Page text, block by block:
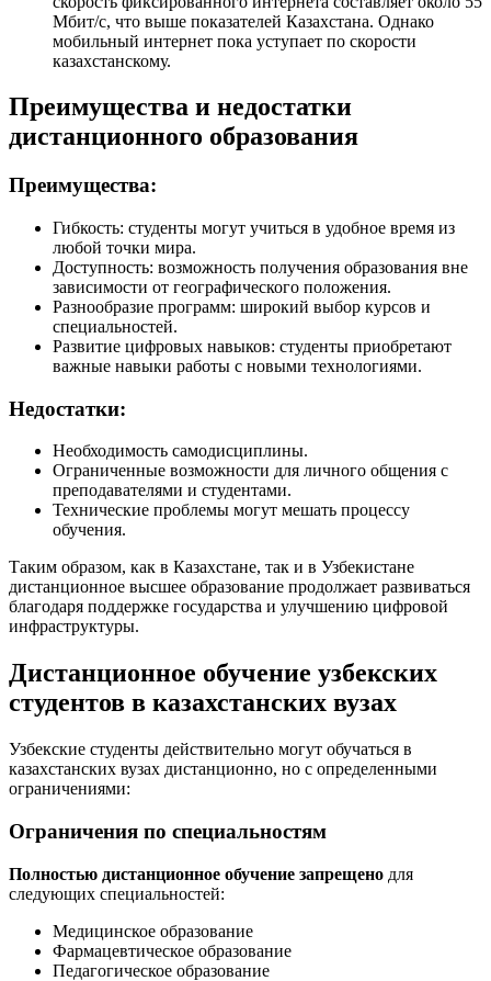
Мбит/с, что выше показателей Казахстана. Однако
мобильный интернет пока уступает по скорости
казахстанскому.
Преимущества и недостатки
дистанционного образования
Преимущества:
Гибкость: студенты могут учиться в удобное время из
любой точки мира.
Доступность: возможность получения образования вне
зависимости от географического положения.
Разнообразие программ: широкий выбор курсов и
специальностей.
Развитие цифровых навыков: студенты приобретают
важные навыки работы с новыми технологиями.
Недостатки:
Необходимость самодисциплины.
Ограниченные возможности для личного общения с
преподавателями и студентами.
Технические проблемы могут мешать процессу
обучения.
Таким образом, как в Казахстане, так и в Узбекистане
дистанционное высшее образование продолжает развиваться
благодаря поддержке государства и улучшению цифровой
инфраструктуры.
Дистанционное обучение узбекских
студентов в казахстанских вузах
Узбекские студенты действительно могут обучаться в
казахстанских вузах дистанционно, но с определенными
ограничениями:
Ограничения по специальностям
Полностью дистанционное обучение запрещено для
следующих специальностей:
Медицинское образование
Фармацевтическое образование
Педагогическое образование